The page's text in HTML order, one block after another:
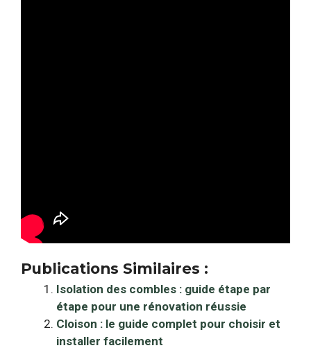
Publications Similaires :
Isolation des combles : guide étape par
étape pour une rénovation réussie
Cloison : le guide complet pour choisir et
installer facilement